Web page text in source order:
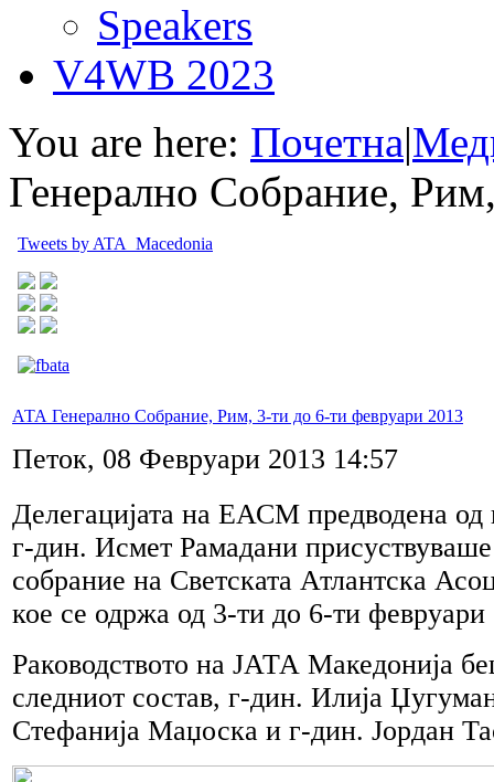
Speakers
V4WB 2023
You are here: Почетна|
Генерално Собрание,
Tweets by ATA_Macedonia
АТА Генерално Собрание, Рим, 3-ти до 6-ти февруари 2013
Петок, 08 Февруари 2013 14:57
Делегацијата на ЕАСМ предводена од
г-дин. Исмет Рамадани
собрание на Светската Атлантска
кое се одржа од 3-ти до 6-ти февруари
Раководството на ЈАТА Македонија
следниот состав, г-дин. Илија
Стефанија Маџоска и г-дин. Јордан